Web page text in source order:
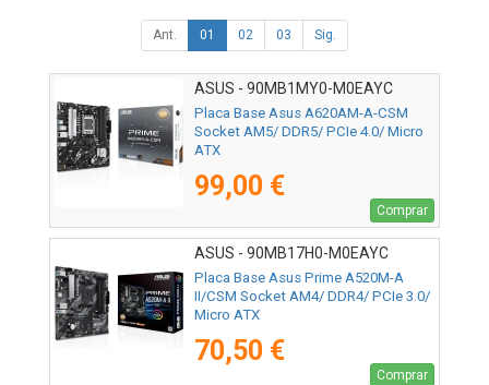
Ant. 01 02 03 Sig.
ASUS - 90MB1MY0-M0EAYC
Placa Base Asus A620AM-A-CSM
Socket AM5/ DDR5/ PCIe 4.0/ Micro
ATX
99,00 €
Comprar
ASUS - 90MB17H0-M0EAYC
Placa Base Asus Prime A520M-A
II/CSM Socket AM4/ DDR4/ PCIe 3.0/
Micro ATX
70,50 €
Comprar